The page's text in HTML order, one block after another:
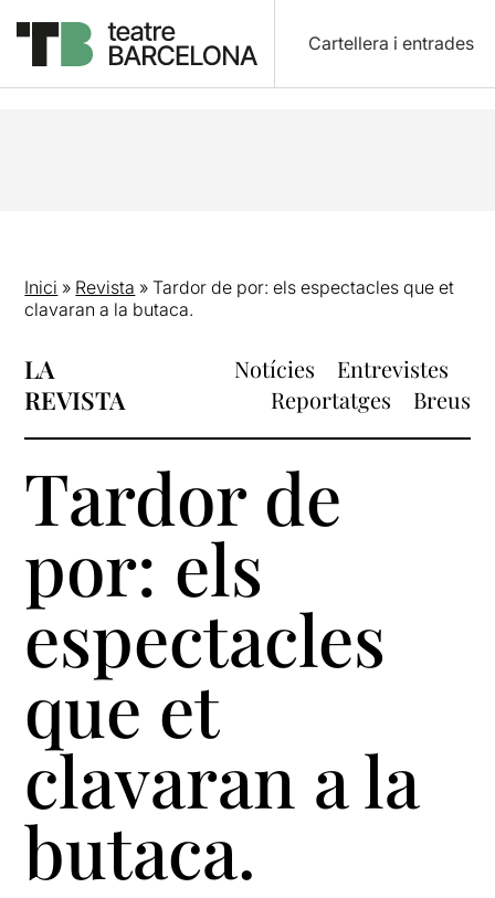
Cartellera i entrades
Inici » Revista »Tardor de por: els espectacles que et
clavaran a la butaca.
LA
REVISTA
Notícies
Entrevistes
Reportatges
Breus
Tardor de
por: els
espectacles
que et
clavaran a la
butaca.